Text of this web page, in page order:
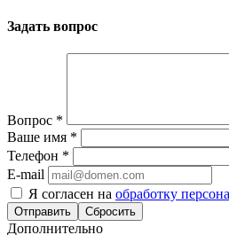
Задать вопрос
Вопрос *
Ваше имя *
Телефон *
E-mail
Я согласен на обработку
Сбросить
Дополнительно